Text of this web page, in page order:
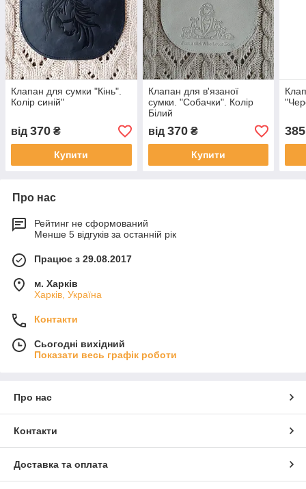
Клапан для сумки "Кiнь".
Колір синій"
від 370 ₴
Купити
Клапан для в'язаної
сумки. "Собачки". Колір
Білий
від 370₴
Купити
385
Про нас
Рейтинг не сформований
Менше 5 відгуків за останній рік
Працює з 29.08.2017
м. Харків
Харків, Україна
Контакти
Сьогодні вихідний
Показати весь графік роботи
Про нас
Контакти
Доставка та оплата